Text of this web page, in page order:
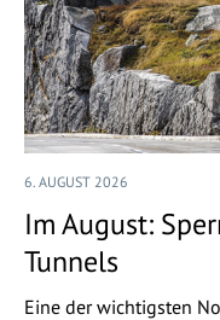
6. AUGUST 2026
Im August:
Tunnels
Eine der wichtigsten